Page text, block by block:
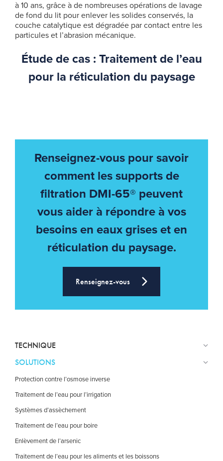
à 10 ans, grâce à de nombreuses opérations de lavage
de fond du lit pour enlever les solides conservés, la
couche catalytique est dégradée par contact entre les
particules et l’abrasion mécanique.
Étude de cas : Traitement de l’eau
pour la réticulation du paysage
Renseignez-vous pour savoir
comment les supports de
filtration DMI-65® peuvent
vous aider à répondre à vos
besoins en eaux grises et en
réticulation du paysage.
Renseignez-vous
TECHNIQUE
SOLUTIONS
Protection contre l’osmose inverse
Traitement de l’eau pour l’irrigation
Systèmes d’assèchement
Traitement de l’eau pour boire
Enlèvement de l’arsenic
Traitement de l’eau pour les aliments et les boissons